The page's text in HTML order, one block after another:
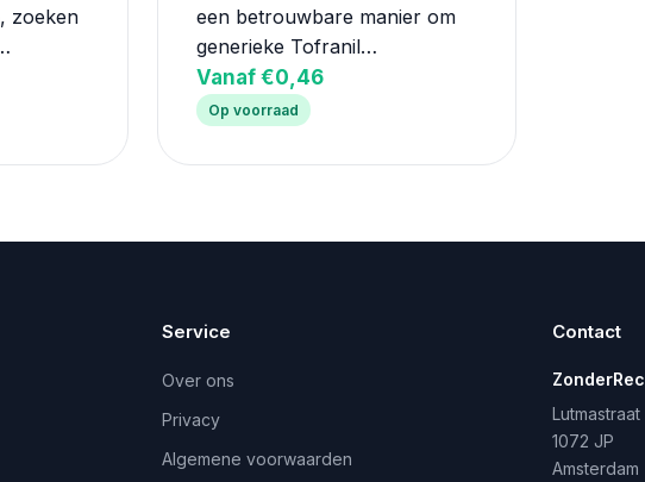
zoeken
een betrouwbare manier om
generieke Tofranil…
Vanaf €0,46
Op voorraad
Service
Over ons
Privacy
Algemene voorwaarden
Contact
Lutmastraat
1072 JP
Amsterdam